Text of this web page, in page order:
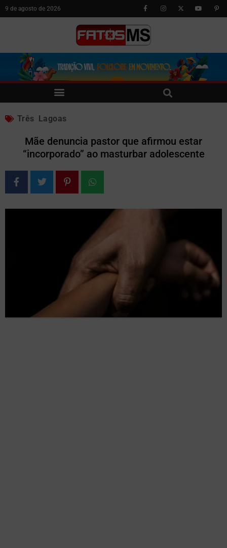
9 de agosto de 2026
Três Lagoas
Mãe denuncia pastor que afirmou estar
“incorporado” ao masturbar adolescente